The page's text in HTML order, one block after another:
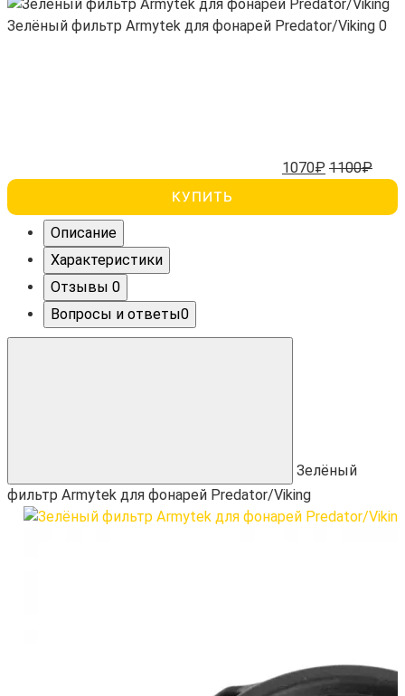
Зелёный фильтр Armytek для фонарей Predator/Viking 0
1070₽ 1100₽
КУПИТЬ
Описание
Характеристики
Отзывы 0
Вопросы и ответы0
Зелёный
фильтр Armytek для фонарей Predator/Viking